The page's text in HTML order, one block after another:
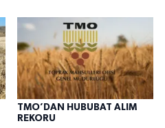
TMO’DAN HUBUBAT ALIM
REKORU